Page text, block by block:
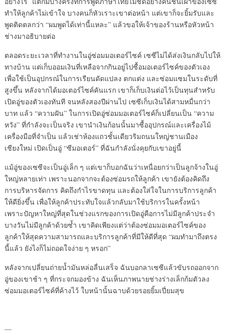
ทำให้ลูกค้าไม่เข้าใจ บางคนก็หัวเราะเขาต่อหน้า แต่เขาก็จะยิ้มรับและ
พูดติดตลกว่า “ผมพูดได้เท่านี้แหละ” แล้วขอให้เจ้าของร้านหรือหัวหน้า
ช่างมาอธิบายต่อ
ตลอดระยะเวลาที่ทำงานในอู่ซ่อมมอเตอร์ไซค์ เซซีไม่ได้ส่งเงินกลับไปให้
ทางบ้าน แต่เก็บออมเงินที่เหลือจากกินอยู่ไปซื้อมอเตอร์ไซค์ของตัวเอง
เพื่อใช้เป็นอุปกรณ์ในการเรียนดัดแปลง ตกแต่ง และซ่อมแซมในระดับที่
สูงขึ้น หลังจากได้มอเตอร์ไซค์คันแรก เขาก็เก็บเงินต่อไว้เป็นทุนสำหรับ
เปิดอู่ของตัวเองทันที จนหลังสองปีผ่านไป เซซีเก็บเงินได้สามหมื่นกว่า
บาท แล้ว “ความฝัน” ในการเปิดอู่ซ่อมมอเตอร์ไซค์ก็เปลี่ยนเป็น “ความ
หวัง” ที่กำลังจะเป็นจริง เขานำเงินก้อนนั้นมาซื้ออุปกรณ์และเครื่องไม้
เครื่องมือที่จำเป็น แล้วเช่าห้องแถวชั้นเดียวริมถนนใหญ่ชานเมือง
เชียงใหม่ เปิดเป็นอู่ “ซีมอเตอร์” ที่ฉันกำลังนั่งคุยกับเขาอยู่นี้
แม้อู่ของเซซีจะเป็นอู่เล็ก ๆ แต่เขาก็บอกฉันว่าเหนื่อยกว่าเป็นลูกจ้างในอู่
ใหญ่หลายเท่า เพราะนอกจากจะต้องซ่อมรถให้ลูกค้า เขายังต้องคิดถึง
การบริหารจัดการ คิดถึงกำไรขาดทุน และต้องใส่ใจในการบริการลูกค้า
ให้ดียิ่งขึ้น เพื่อให้ลูกค้าประทับใจแล้วกลับมาใช้บริการในครั้งหน้า
เพราะปัญหาใหญ่ที่สุดในช่วงแรกของการเปิดอู่คือการไม่มีลูกค้าประจำ
บางวันไม่มีลูกค้าด้วยซ้ำ เขาคิดเพียงแต่ว่าต้องซ่อมมอเตอร์ไซค์ของ
ลูกค้าให้สุดความสามารถและบริการลูกค้าที่มีให้ดีที่สุด “ผมทำมาถึงตรง
นี้แล้ว ยังไงก็ไม่ถอดใจง่าย ๆ หรอก”
หลังจากเปลี่ยนถ่ายน้ำมันหล่อลื่นเสร็จ ฉันบอกลาเซซีแล้วขับรถออกจาก
อู่ของเขาช้า ๆ ที่กระจกมองข้าง ฉันเห็นภาพนายช่างร่างเล็กก้มตัวลง
ซ่อมมอเตอร์ไซค์ที่ค้างไว้ ใบหน้านั้นฉาบด้วยรอยยิ้มเปี่ยมสุข
—